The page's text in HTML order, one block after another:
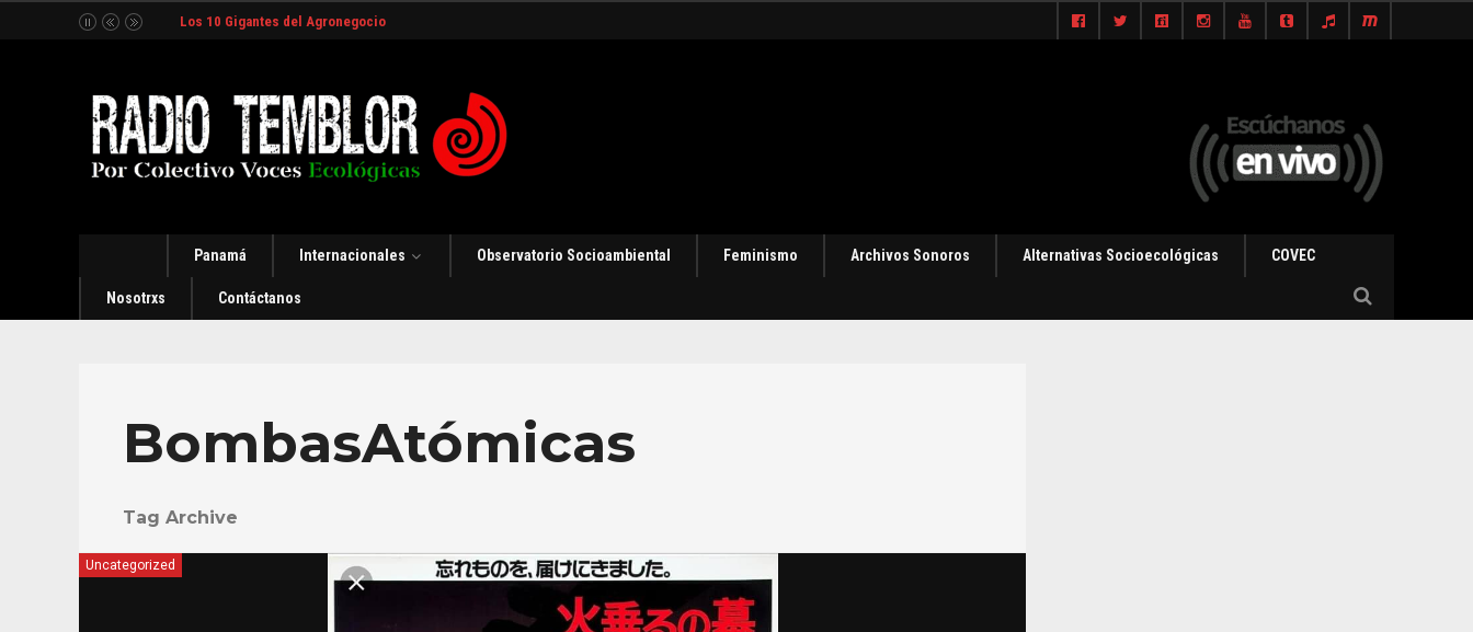
Los 10 Gigantes del Agronegocio
Panamá Internacionales Observatorio Socioambiental Feminismo Archivos Sonoros Alternativas Socioecológicas COVEC
Nosotrxs Contáctanos
BombasAtómicas
Tag Archive
Uncategorized